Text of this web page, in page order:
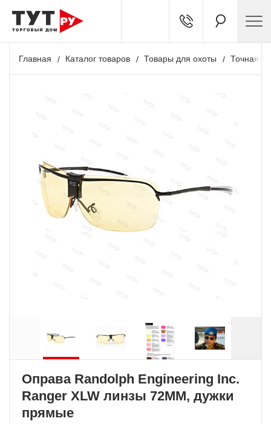
Главная Каталог товаров Товары для охоты Точная
Оправа Randolph Engineering Inc.
Ranger XLW линзы 72MM, дужки
прямые